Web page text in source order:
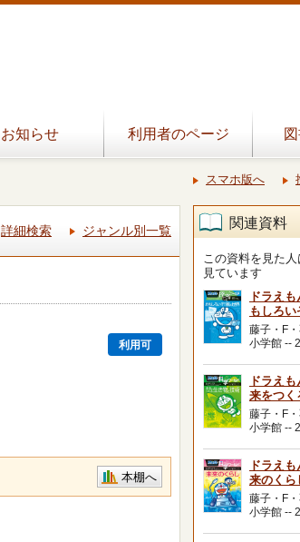
お知らせ 利用者のページ
スマホ版へ
詳細検索 ジャンル別一覧
利用可
本棚へ
関連資料
この資料を見た
見ています
ドラえ
もしろ
藤子・F
小学館 --
ドラえ
来をつく
藤子・F
小学館 --
ドラえ
来のくら
藤子・F
小学館 --